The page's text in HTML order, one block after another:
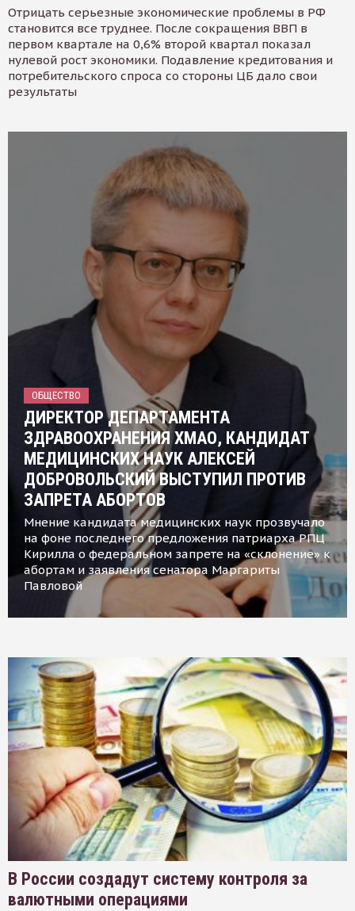
Отрицать серьезные экономические проблемы в РФ
становится все труднее. После сокращения ВВП в
первом квартале на 0,6% второй квартал показал
нулевой рост экономики. Подавление кредитования и
потребительского спроса со стороны ЦБ дало свои
результаты
ОБЩЕСТВО
ДИРЕКТОР ДЕПАРТАМЕНТА
ЗДРАВООХРАНЕНИЯ ХМАО, КАНДИДАТ
МЕДИЦИНСКИХ НАУК АЛЕКСЕЙ
ДОБРОВОЛЬСКИЙ ВЫСТУПИЛ ПРОТИВ
ЗАПРЕТА АБОРТОВ
Мнение кандидата медицинских наук прозвучало
на фоне последнего предложения патриарха РПЦ
Кирилла о федеральном запрете на «склонение» к
абортам и заявления сенатора Маргариты
Павловой
В России создадут систему контроля за
валютными операциями